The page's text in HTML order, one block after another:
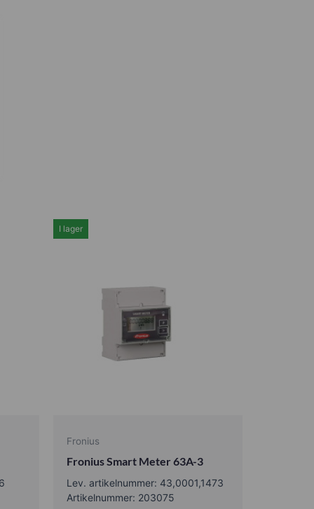
Fronius
Fronius Smart Meter 63A-3
Lev. artikelnummer: 43,0001,1473
Artikelnummer: 203075
I lager